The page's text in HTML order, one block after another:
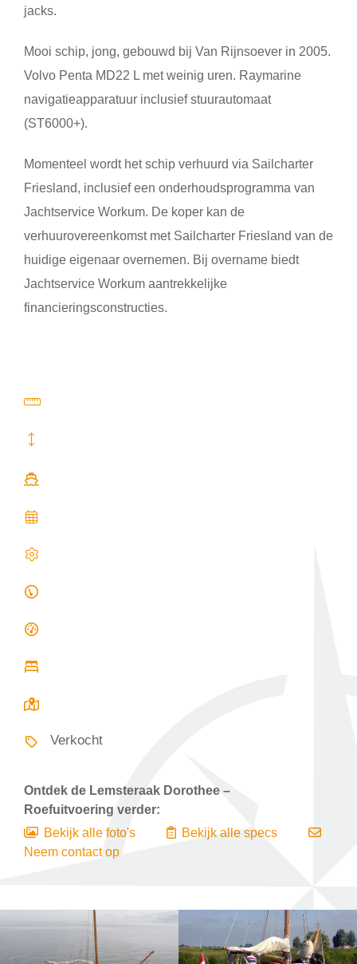
jacks.
Mooi schip, jong, gebouwd bij Van Rijnsoever in 2005.
Volvo Penta MD22 L met weinig uren. Raymarine
navigatieapparatuur inclusief stuurautomaat
(ST6000+).
Momenteel wordt het schip verhuurd via Sailcharter
Friesland, inclusief een onderhoudsprogramma van
Jachtservice Workum. De koper kan de
verhuurovereenkomst met Sailcharter Friesland van de
huidige eigenaar overnemen. Bij overname biedt
Jachtservice Workum aantrekkelijke
financieringsconstructies.
Verkocht
Ontdek de Lemsteraak Dorothee –
Roefuitvoering verder:
Bekijk alle foto's
Bekijk alle specs
Neem contact op